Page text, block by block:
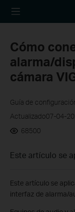
Cómo
alarma/
cámara
Guía de
Actualizado07-04-
68500
Este artículo se
Este artículo se
interfaz de alarma/